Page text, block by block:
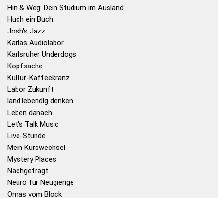
Hin & Weg: Dein Studium im Ausland
Huch ein Buch
Josh's Jazz
Karlas Audiolabor
Karlsruher Underdogs
Kopfsache
Kultur-Kaffeekranz
Labor Zukunft
land.lebendig denken
Leben danach
Let's Talk Music
Live-Stunde
Mein Kurswechsel
Mystery Places
Nachgefragt
Neuro für Neugierige
Omas vom Block